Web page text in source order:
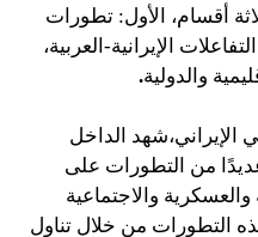
أقسام، الأول: تطورات
الإيرانية-العربية،
والدولية.
الداخل
خلال شهر أبريل 2024، عديدًا من التطورات على
والاجتماعية
التطورات من خلال تناول